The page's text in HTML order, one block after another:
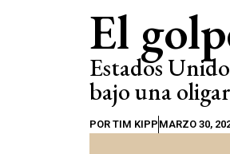
El
Estados
bajo una
POR TIM KIPP MARZO 30,